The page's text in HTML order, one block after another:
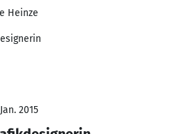
Heinze
2015